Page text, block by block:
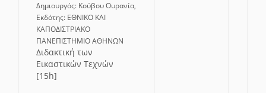
Δημιουργός: Κούβου Ουρανία,
Εκδότης: ΕΘΝΙΚΟ ΚΑΙ
ΚΑΠΟΔΙΣΤΡΙΑΚΟ
ΠΑΝΕΠΙΣΤΗΜΙΟ ΑΘΗΝΩΝ
∆ιδακτική των
Εικαστικών Τεχνών
[15h]